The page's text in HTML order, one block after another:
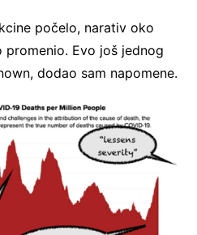
počelo, narativ oko
Evo još jednog
dodao sam napomene.